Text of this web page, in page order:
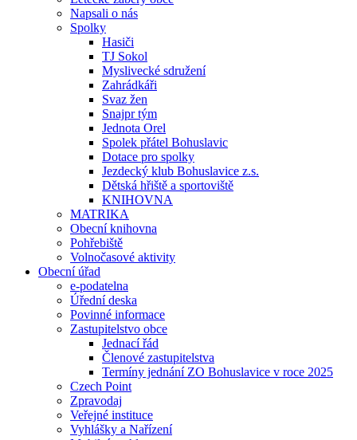
Napsali o nás
Spolky
Hasiči
TJ Sokol
Myslivecké sdružení
Zahrádkáři
Svaz žen
Snajpr tým
Jednota Orel
Spolek přátel Bohuslavic
Dotace pro spolky
Jezdecký klub Bohuslavice z.s.
Dětská hřiště a sportoviště
KNIHOVNA
MATRIKA
Obecní knihovna
Pohřebiště
Volnočasové aktivity
Obecní úřad
e-podatelna
Úřední deska
Povinné informace
Zastupitelstvo obce
Jednací řád
Členové zastupitelstva
Termíny jednání ZO Bohuslavice v roce 2025
Czech Point
Zpravodaj
Veřejné instituce
Vyhlášky a Nařízení